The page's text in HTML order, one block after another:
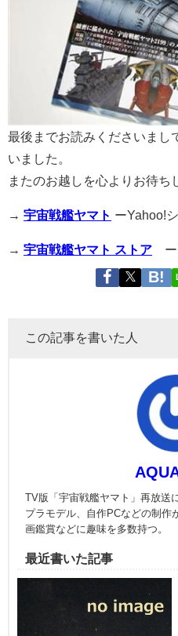
最後までお読みくださいまし
いました。
またのお越しを心よりお待ち
→ 宇宙戦艦ヤマト ーYahoo!
→ 宇宙戦艦ヤマト ストア ー
この記事を書いた人
TV版「宇宙戦艦ヤマト」再放送
プラモデル、自作PCなどの制作
画鑑賞などに趣味を多数持つ。
最近書いた記事